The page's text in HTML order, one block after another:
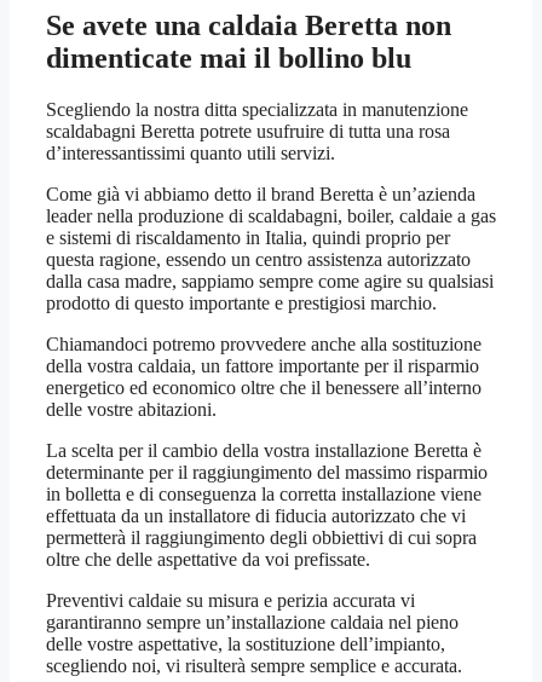
Se avete una caldaia Beretta non
dimenticate mai il bollino blu
Scegliendo la nostra ditta specializzata in manutenzione
scaldabagni Beretta potrete usufruire di tutta una rosa
d’interessantissimi quanto utili servizi.
Come già vi abbiamo detto il brand Beretta è un’azienda
leader nella produzione di scaldabagni, boiler, caldaie a gas
e sistemi di riscaldamento in Italia, quindi proprio per
questa ragione, essendo un centro assistenza autorizzato
dalla casa madre, sappiamo sempre come agire su qualsiasi
prodotto di questo importante e prestigiosi marchio.
Chiamandoci potremo provvedere anche alla sostituzione
della vostra caldaia, un fattore importante per il risparmio
energetico ed economico oltre che il benessere all’interno
delle vostre abitazioni.
La scelta per il cambio della vostra installazione Beretta è
determinante per il raggiungimento del massimo risparmio
in bolletta e di conseguenza la corretta installazione viene
effettuata da un installatore di fiducia autorizzato che vi
permetterà il raggiungimento degli obbiettivi di cui sopra
oltre che delle aspettative da voi prefissate.
Preventivi caldaie su misura e perizia accurata vi
garantiranno sempre un’installazione caldaia nel pieno
delle vostre aspettative, la sostituzione dell’impianto,
scegliendo noi, vi risulterà sempre semplice e accurata.